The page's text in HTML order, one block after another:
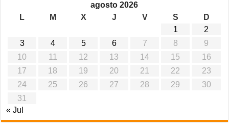
agosto 2026
L
M X J V S
D
1
2
3
4 5 6 7 8
9
10
11 12 13 14 15
16
17
18 19 20 21 22
23
24
25 26 27 28 29
30
31
« Jul